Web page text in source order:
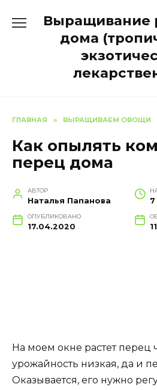
содержанию
Выращивание
дома
ГЛАВНАЯ » ВЫРАЩИВАЕМ ОВОЩИ
Как опылять
перец дома
АВТОР
Наталья Папанова
ОПУБЛИКОВАНО
17.04.2020
На моем окне растет перец
урожайность низкая, да и
Оказывается, его нужно